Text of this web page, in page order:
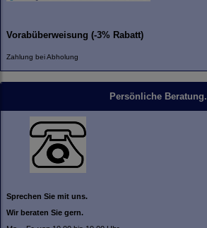
Vorabüberweisung (-3% Rabatt)
Zahlung bei Abholung
Persönliche Beratung.
Sprechen Sie mit uns.
Wir beraten Sie gern.